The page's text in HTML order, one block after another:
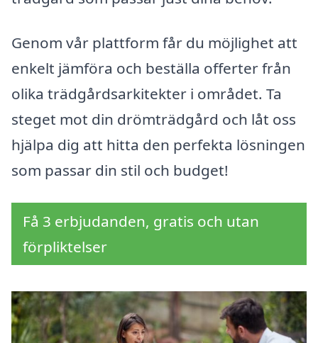
Genom vår plattform får du möjlighet att
enkelt jämföra och beställa offerter från
olika trädgårdsarkitekter i området. Ta
steget mot din drömträdgård och låt oss
hjälpa dig att hitta den perfekta lösningen
som passar din stil och budget!
Få 3 erbjudanden, gratis och utan
förpliktelser